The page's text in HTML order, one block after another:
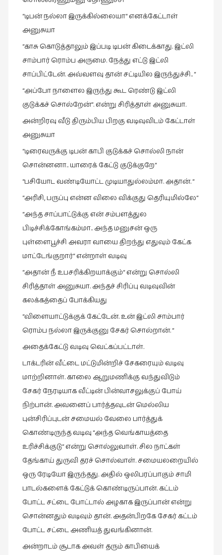
“டிபன் நல்லா இருக்கில்லையா“ எனக்கேட்டாள்
அனுசுயா
“காசு கொடுத்தாலும் இப்படி டிபன் கிடைக்காது. இட்லி
சாம்பார் ரொம்ப அருமை. நேத்து எட்டு இட்லி
சாப்பிட்டேன். அவ்வளவு தான் சட்டியில இருந்துச்சி.. “
“அப்போ நாளைல இருந்து கூட ரெண்டு இட்லி
குடுக்கச் சொல்றேன்“. என்று சிரித்தாள் அனுசுயா.
அன்றிரவு வீடு திரும்பிய பிறகு வடிவுவிடம் கேட்டாள்
அனுசுயா
“டிரைவருக்கு டிபன் காபி குடுக்கச் சொல்லி நான்
சொன்னனா.. யாரைக் கேட்டு குடுக்குறே“
“பசியோட வண்டியோட்ட முடியாதுல்லம்மா. அதான். “
“அரிசி, பருப்பு என்ன விலை விக்குது தெரியுமில்லே“
“அந்த சாப்பாட்டுக்கு என் சம்பளத்துல
பிடிச்சிக்கோங்கம்மா.. அந்த மனுசன் ஒரு
புள்ளைபூச்சி அவரா வாயை திறந்து எதுவும் கேட்க
மாட்டேங்குறார்“ என்றாள் வடிவு
“அதான் நீ உபசரிக்கிறயாக்கும்“ என்று சொல்லி
சிரித்தாள் அனுசுயா. அந்தச் சிரிப்பு வடிவுவின்
கலக்கத்தைப் போக்கியது
“விளையாட்டுக்குக் கேட்டேன். உன் இட்லி சாம்பார்
ரொம்ப நல்லா இருக்குனு சேகர் சொல்றான். “
அதைக்கேட்டு வடிவு வெட்கப்பட்டாள்.
டாக்டரின் வீட்டை மட்டுமின்றிச் சேகரையும் வடிவு
மாற்றினாள். காலை ஆறுமணிக்கு வந்துவிடும்
சேகர் நேரடியாக வீட்டின் பின்வாசலுக்குப் போய்
நிற்பான். அவனைப் பார்த்தவுடன் மெல்லிய
புன்சிரிப்புடன் சமையல் வேலை பார்த்துக்
கொண்டிருந்த வடிவு “அந்த வெங்காயத்தை
உரிச்சிக்குடு“ என்று சொல்லுவாள். சில நாட்கள்
தேங்காய் துருவி தரச் சொல்வாள். சமையலறையில்
ஒரு ரேடியோ இருந்தது. அதில் ஒலிபரப்பாகும் சாமி
பாடல்களைக் கேட்டுக் கொண்டிருப்பான். கட்டம்
போட்ட சட்டை போட்டால் அழகாக இருப்பான் என்று
சொன்னதும் வடிவும் தான். அதன்பிறகே சேகர் கட்டம்
போட்ட சட்டை அணியத் துவங்கினான்.
அன்றாடம் சூடாக அவள் தரும் காபியைக்